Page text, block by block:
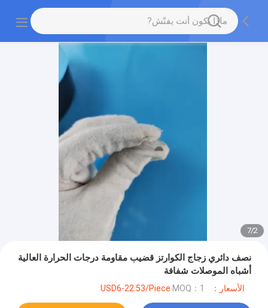
2
/
7
نصف دائري زجاج الكوارتز قضيب مقاومة درجات الحرارة العالية
أشباه الموصلات شفافة
الأسعار：USD6-22.53/Piece MOQ：1